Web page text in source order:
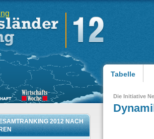
2012 NACH
Tabelle
Die Initiative